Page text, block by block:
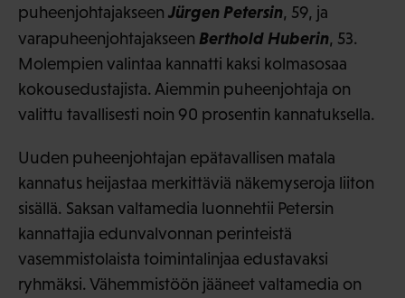
puheenjohtajakseen Jürgen Petersin, 59, ja
varapuheenjohtajakseen Berthold Huberin, 53.
Molempien valintaa kannatti kaksi kolmasosaa
kokousedustajista. Aiemmin puheenjohtaja on
valittu tavallisesti noin 90 prosentin kannatuksella.
Uuden puheenjohtajan epätavallisen matala
kannatus heijastaa merkittäviä näkemyseroja liiton
sisällä. Saksan valtamedia luonnehtii Petersin
kannattajia edunvalvonnan perinteistä
vasemmistolaista toimintalinjaa edustavaksi
ryhmäksi. Vähemmistöön jääneet valtamedia on